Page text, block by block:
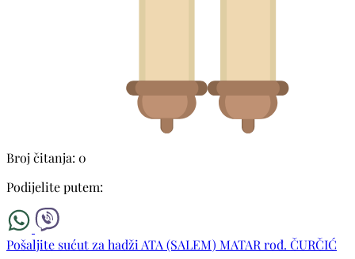
Broj čitanja: 0
Podijelite putem:
Pošaljite sućut za hadži ATA (SALEM) MATAR rođ. ČURČIĆ